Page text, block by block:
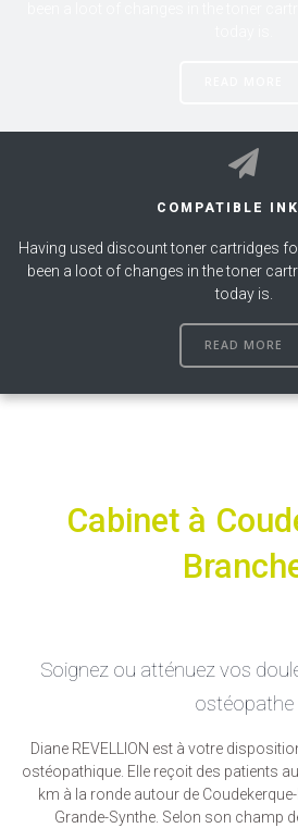
COMPATIBLE
Having used discount toner cartridges
been a loot of changes in the toner
today is.
READ MORE
Cabinet à
Soignez ou atténuez vos
ostéopathe
Diane REVELLION est à votre
ostéopathique. Elle reçoit des patients
km à la ronde autour de
Grande-Synthe. Selon son champ